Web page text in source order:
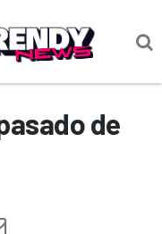
de